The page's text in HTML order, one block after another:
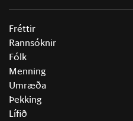
Fréttir
Rannsóknir
Fólk
Menning
Umræða
Þekking
Lífið